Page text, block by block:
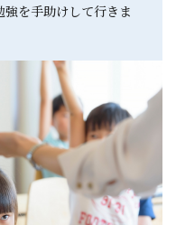
を手助けして行きま